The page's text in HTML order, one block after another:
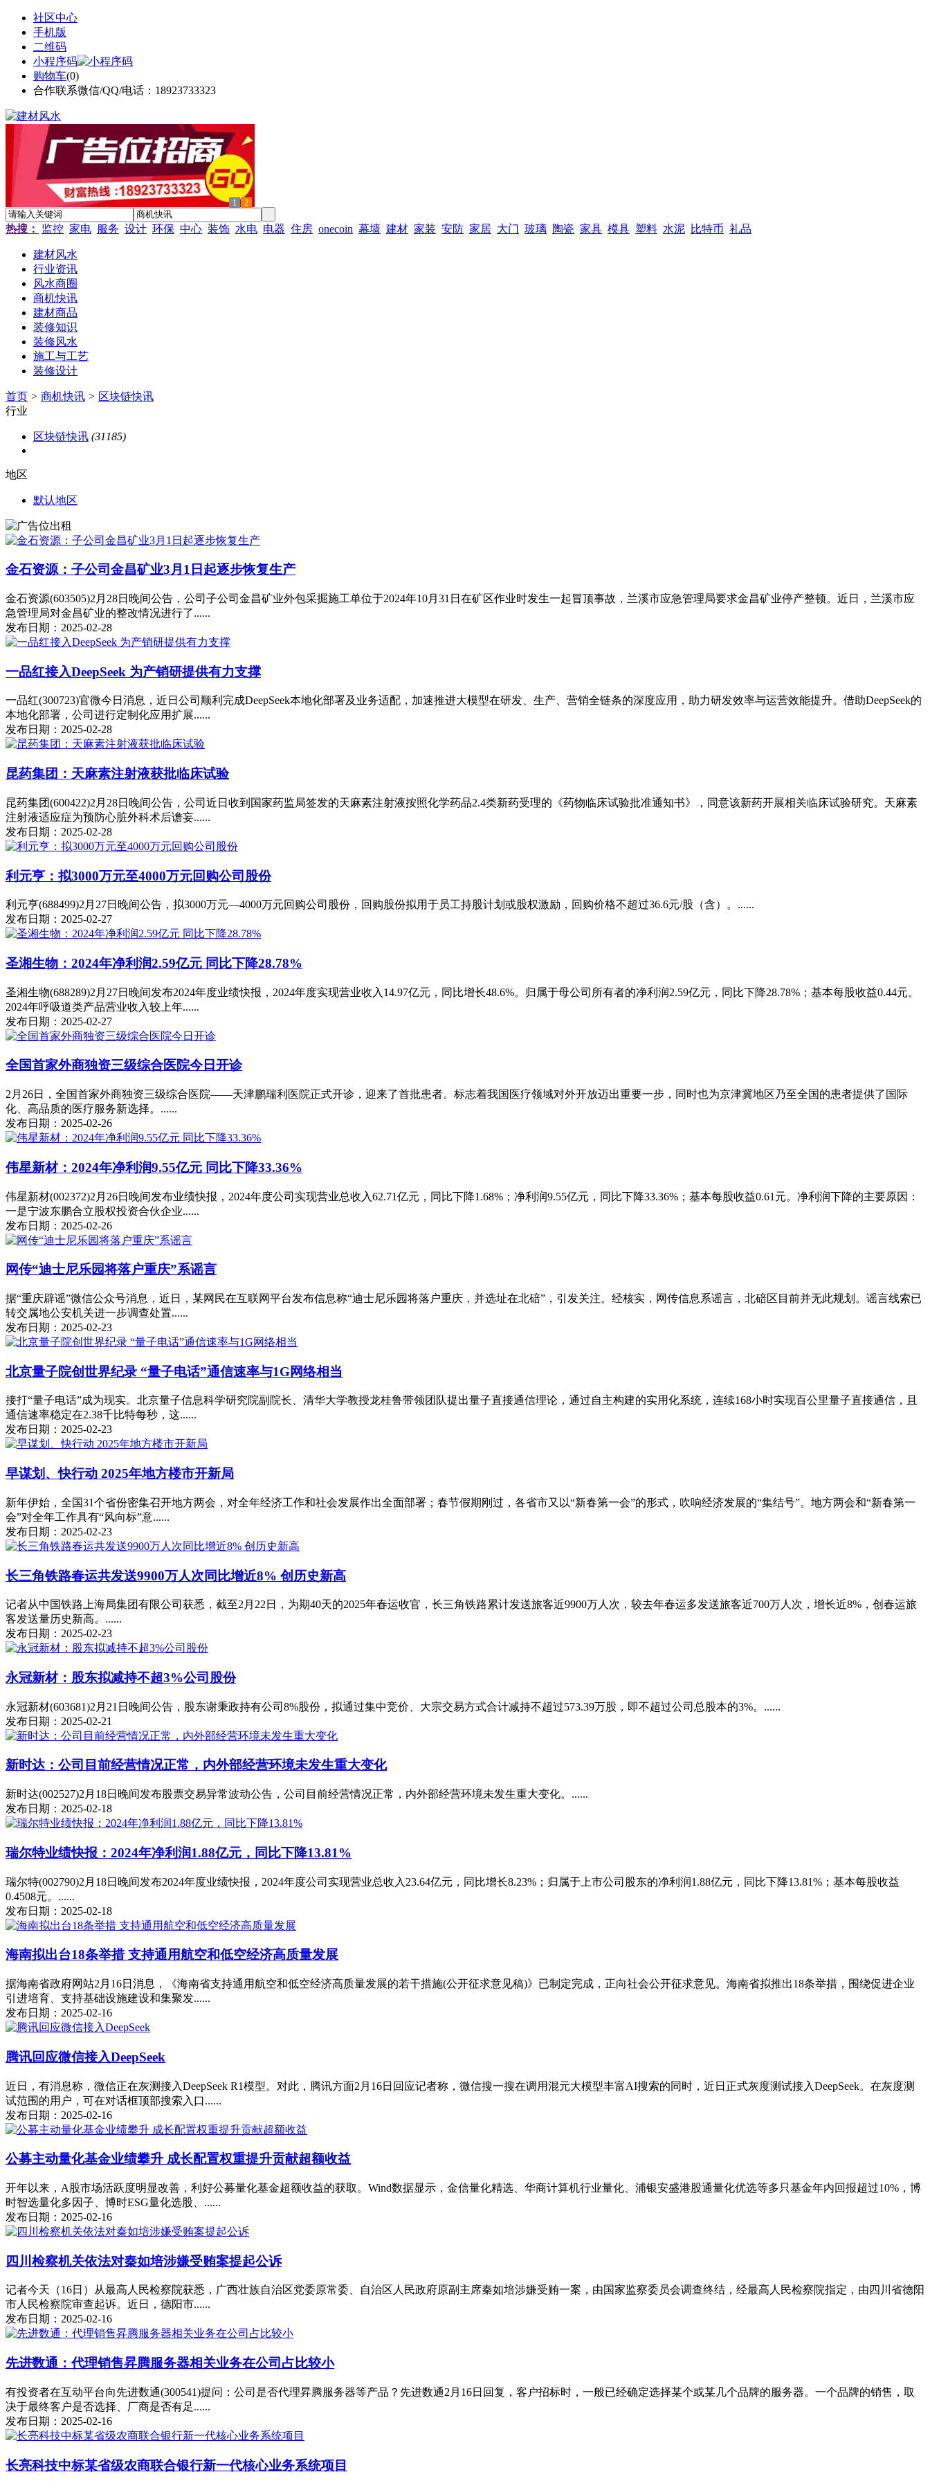
社区中心
手机版
二维码
小程序码
购物车(0)
合作联系微信/QQ/电话：18923733323
1 2
热搜： 监控 家电 服务 设计 环保 中心 装饰 水电 电器 住房 onecoin 幕墙 建材 家装 安防 家居 大门 玻璃 陶瓷 家具 模具 塑料 水泥 比特币 礼品
建材风水
行业资讯
风水商圈
商机快讯
建材商品
装修知识
装修风水
施工与工艺
装修设计
首页 > 商机快讯 > 区块链快讯
行业
区块链快讯 (31185)
地区
默认地区
金石资源：子公司金昌矿业3月1日起逐步恢复生产
金石资源(603505)2月28日晚间公告，公司子公司金昌矿业外包采掘施工单位于2024年10月31日在矿区作业时发生一起冒顶事故，兰溪市应急管理局要求金昌矿业停产整顿。近日，兰溪市应
急管理局对金昌矿业的整改情况进行了......
发布日期：2025-02-28
一品红接入DeepSeek 为产销研提供有力支撑
一品红(300723)官微今日消息，近日公司顺利完成DeepSeek本地化部署及业务适配，加速推进大模型在研发、生产、营销全链条的深度应用，助力研发效率与运营效能提升。借助DeepSeek的
本地化部署，公司进行定制化应用扩展......
发布日期：2025-02-28
昆药集团：天麻素注射液获批临床试验
昆药集团(600422)2月28日晚间公告，公司近日收到国家药监局签发的天麻素注射液按照化学药品2.4类新药受理的《药物临床试验批准通知书》，同意该新药开展相关临床试验研究。天麻素
注射液适应症为预防心脏外科术后谵妄......
发布日期：2025-02-28
利元亨：拟3000万元至4000万元回购公司股份
利元亨(688499)2月27日晚间公告，拟3000万元—4000万元回购公司股份，回购股份拟用于员工持股计划或股权激励，回购价格不超过36.6元/股（含）。......
发布日期：2025-02-27
圣湘生物：2024年净利润2.59亿元 同比下降28.78%
圣湘生物(688289)2月27日晚间发布2024年度业绩快报，2024年度实现营业收入14.97亿元，同比增长48.6%。归属于母公司所有者的净利润2.59亿元，同比下降28.78%；基本每股收益0.44元。
2024年呼吸道类产品营业收入较上年......
发布日期：2025-02-27
全国首家外商独资三级综合医院今日开诊
2月26日，全国首家外商独资三级综合医院——天津鹏瑞利医院正式开诊，迎来了首批患者。标志着我国医疗领域对外开放迈出重要一步，同时也为京津冀地区乃至全国的患者提供了国际
化、高品质的医疗服务新选择。......
发布日期：2025-02-26
伟星新材：2024年净利润9.55亿元 同比下降33.36%
伟星新材(002372)2月26日晚间发布业绩快报，2024年度公司实现营业总收入62.71亿元，同比下降1.68%；净利润9.55亿元，同比下降33.36%；基本每股收益0.61元。净利润下降的主要原因：
一是宁波东鹏合立股权投资合伙企业......
发布日期：2025-02-26
网传“迪士尼乐园将落户重庆”系谣言
据“重庆辟谣”微信公众号消息，近日，某网民在互联网平台发布信息称“迪士尼乐园将落户重庆，并选址在北碚”，引发关注。经核实，网传信息系谣言，北碚区目前并无此规划。谣言线索已
转交属地公安机关进一步调查处置......
发布日期：2025-02-23
北京量子院创世界纪录 “量子电话”通信速率与1G网络相当
接打“量子电话”成为现实。北京量子信息科学研究院副院长、清华大学教授龙桂鲁带领团队提出量子直接通信理论，通过自主构建的实用化系统，连续168小时实现百公里量子直接通信，且
通信速率稳定在2.38千比特每秒，这......
发布日期：2025-02-23
早谋划、快行动 2025年地方楼市开新局
新年伊始，全国31个省份密集召开地方两会，对全年经济工作和社会发展作出全面部署；春节假期刚过，各省市又以“新春第一会”的形式，吹响经济发展的“集结号”。地方两会和“新春第一
会”对全年工作具有“风向标”意......
发布日期：2025-02-23
长三角铁路春运共发送9900万人次同比增近8% 创历史新高
记者从中国铁路上海局集团有限公司获悉，截至2月22日，为期40天的2025年春运收官，长三角铁路累计发送旅客近9900万人次，较去年春运多发送旅客近700万人次，增长近8%，创春运旅
客发送量历史新高。......
发布日期：2025-02-23
永冠新材：股东拟减持不超3%公司股份
永冠新材(603681)2月21日晚间公告，股东谢秉政持有公司8%股份，拟通过集中竞价、大宗交易方式合计减持不超过573.39万股，即不超过公司总股本的3%。......
发布日期：2025-02-21
新时达：公司目前经营情况正常，内外部经营环境未发生重大变化
新时达(002527)2月18日晚间发布股票交易异常波动公告，公司目前经营情况正常，内外部经营环境未发生重大变化。......
发布日期：2025-02-18
瑞尔特业绩快报：2024年净利润1.88亿元，同比下降13.81%
瑞尔特(002790)2月18日晚间发布2024年度业绩快报，2024年度公司实现营业总收入23.64亿元，同比增长8.23%；归属于上市公司股东的净利润1.88亿元，同比下降13.81%；基本每股收益
0.4508元。......
发布日期：2025-02-18
海南拟出台18条举措 支持通用航空和低空经济高质量发展
据海南省政府网站2月16日消息，《海南省支持通用航空和低空经济高质量发展的若干措施(公开征求意见稿)》已制定完成，正向社会公开征求意见。海南省拟推出18条举措，围绕促进企业
引进培育、支持基础设施建设和集聚发......
发布日期：2025-02-16
腾讯回应微信接入DeepSeek
近日，有消息称，微信正在灰测接入DeepSeek R1模型。对此，腾讯方面2月16日回应记者称，微信搜一搜在调用混元大模型丰富AI搜索的同时，近日正式灰度测试接入DeepSeek。在灰度测
试范围的用户，可在对话框顶部搜索入口......
发布日期：2025-02-16
公募主动量化基金业绩攀升 成长配置权重提升贡献超额收益
开年以来，A股市场活跃度明显改善，利好公募量化基金超额收益的获取。Wind数据显示，金信量化精选、华商计算机行业量化、浦银安盛港股通量化优选等多只基金年内回报超过10%，博
时智选量化多因子、博时ESG量化选股、......
发布日期：2025-02-16
四川检察机关依法对秦如培涉嫌受贿案提起公诉
记者今天（16日）从最高人民检察院获悉，广西壮族自治区党委原常委、自治区人民政府原副主席秦如培涉嫌受贿一案，由国家监察委员会调查终结，经最高人民检察院指定，由四川省德阳
市人民检察院审查起诉。近日，德阳市......
发布日期：2025-02-16
先进数通：代理销售昇腾服务器相关业务在公司占比较小
有投资者在互动平台向先进数通(300541)提问：公司是否代理昇腾服务器等产品？先进数通2月16日回复，客户招标时，一般已经确定选择某个或某几个品牌的服务器。一个品牌的销售，取
决于最终客户是否选择、厂商是否有足......
发布日期：2025-02-16
长亮科技中标某省级农商联合银行新一代核心业务系统项目